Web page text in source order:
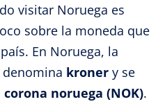
visitar Noruega es
sobre la moneda que
En Noruega, la
kroner y se
corona noruega (NOK).